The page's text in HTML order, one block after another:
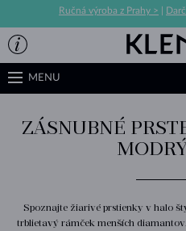
Ručná výroba z Prahy >
MENU
ZÁSNUBNÉ
Spoznajte žiarivé prstienky v halo
trblietavý rámček menších